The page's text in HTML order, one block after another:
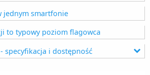
jednym smartfonie
to typowy poziom flagowca
- specyfikacja i dostępność